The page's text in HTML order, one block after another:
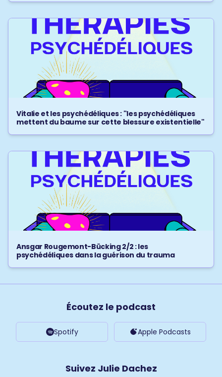
Vitalie et les psychédéliques : "les psychédéliques
mettent du baume sur cette blessure existentielle"
Ansgar Rougemont-Bücking 2/2 : les
psychédéliques dans la guérison du trauma
Écoutez le podcast
Spotify Apple Podcasts
Suivez Julie Dachez